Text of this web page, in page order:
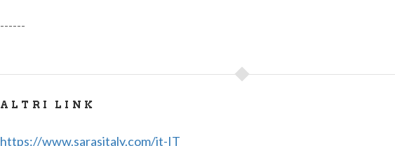
------
ALTRI LINK
https://www.sarasitaly.com/it-IT